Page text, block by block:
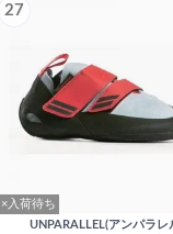
27
×入荷待ち
UNPARALLEL(アンパラレ